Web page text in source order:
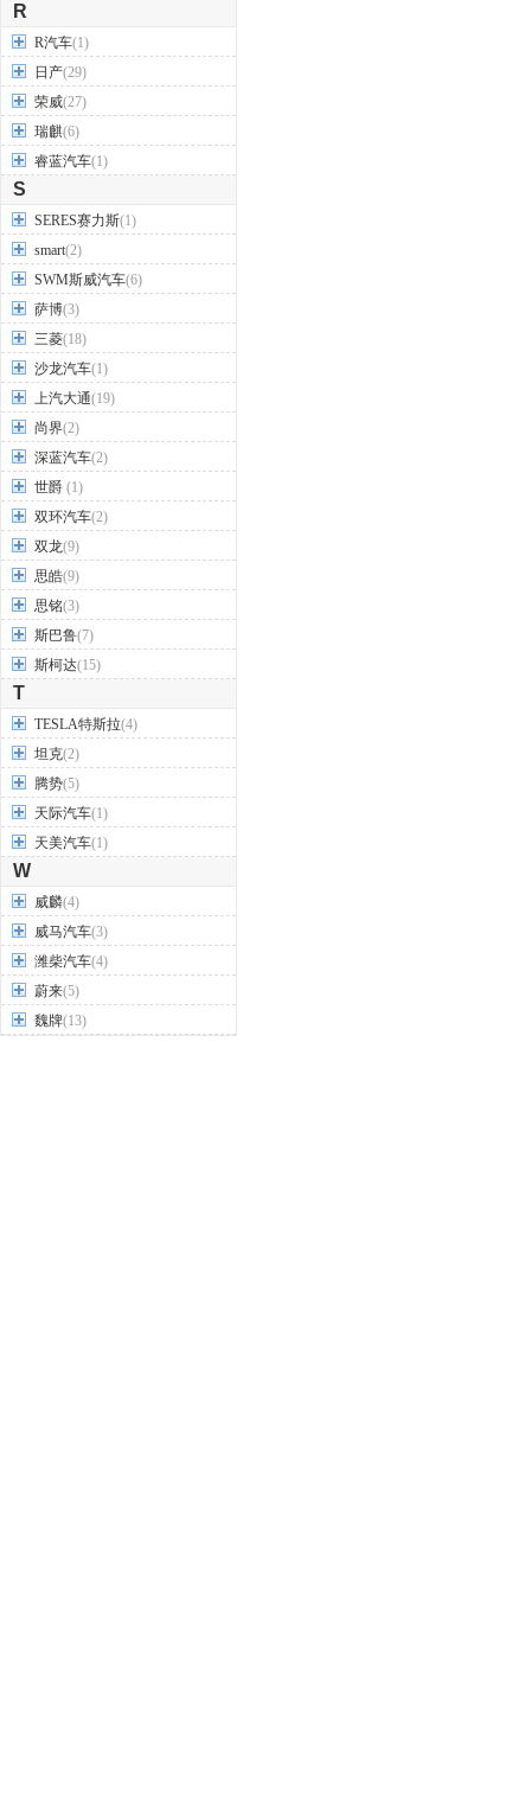
R
R汽车(1)
日产(29)
荣威(27)
瑞麒(6)
睿蓝汽车(1)
S
SERES赛力斯(1)
smart(2)
SWM斯威汽车(6)
萨博(3)
三菱(18)
沙龙汽车(1)
上汽大通(19)
尚界(2)
深蓝汽车(2)
世爵 (1)
双环汽车(2)
双龙(9)
思皓(9)
思铭(3)
斯巴鲁(7)
斯柯达(15)
T
TESLA特斯拉(4)
坦克(2)
腾势(5)
天际汽车(1)
天美汽车(1)
W
威麟(4)
威马汽车(3)
潍柴汽车(4)
蔚来(5)
魏牌(13)